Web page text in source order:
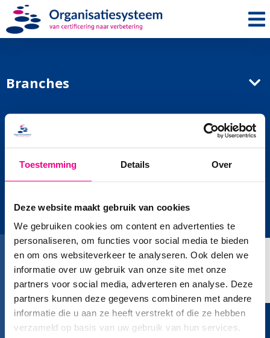
Toestemming Details Over
Deze website maakt gebruik van cookies
We gebruiken cookies om content en advertenties te
personaliseren, om functies voor social media te bieden
en om ons websiteverkeer te analyseren. Ook delen we
informatie over uw gebruik van onze site met onze
partners voor social media, adverteren en analyse. Deze
partners kunnen deze gegevens combineren met andere
informatie die u aan ze heeft verstrekt of die ze hebben
verzameld op basis van uw gebruik van hun services.
Branches
Normen
Plesmanstraat 31
3905 KZ Veenendaal
T:0318 - 50 57 50
Sales:06 28 49 08 06
E:info@organisatiesysteem.nl
Volg ons op LinkedIn